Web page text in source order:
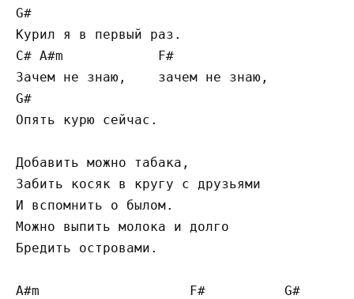
G#
Курил я в первый раз.
C# A#m            F#
Зачем не знаю,    зачем не знаю,
G#
Опять курю сейчас.
Добавить можно табака,
Забить косяк в кругу с друзьями
И вспомнить о былом.
Можно выпить молока и долго
Бредить островами.
A#m                   F#          G#